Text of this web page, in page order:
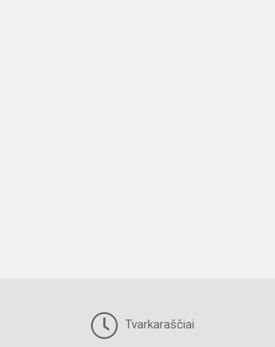
Tvarkaraščiai